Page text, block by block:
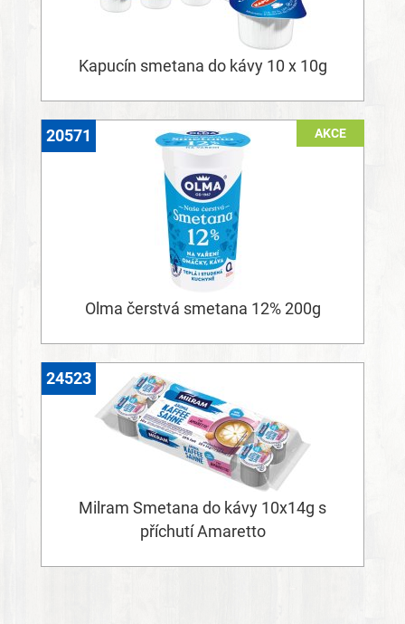
Kapucín smetana do kávy 10 x 10g
AKCE
Olma čerstvá smetana 12% 200g
20571
Milram Smetana do kávy 10x14g s
příchutí Amaretto
24523